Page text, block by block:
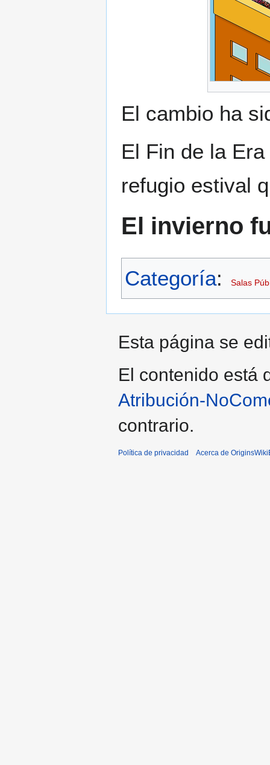
El cambio ha
El Fin de la
refugio estival
El invierno
Categoría: Salas
Esta página se
El contenido está
Atribución-
contrario.
Política de privacidad Acerca de